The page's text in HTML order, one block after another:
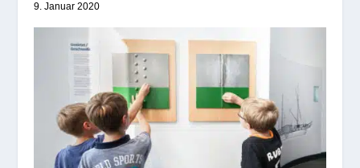
9. Januar 2020